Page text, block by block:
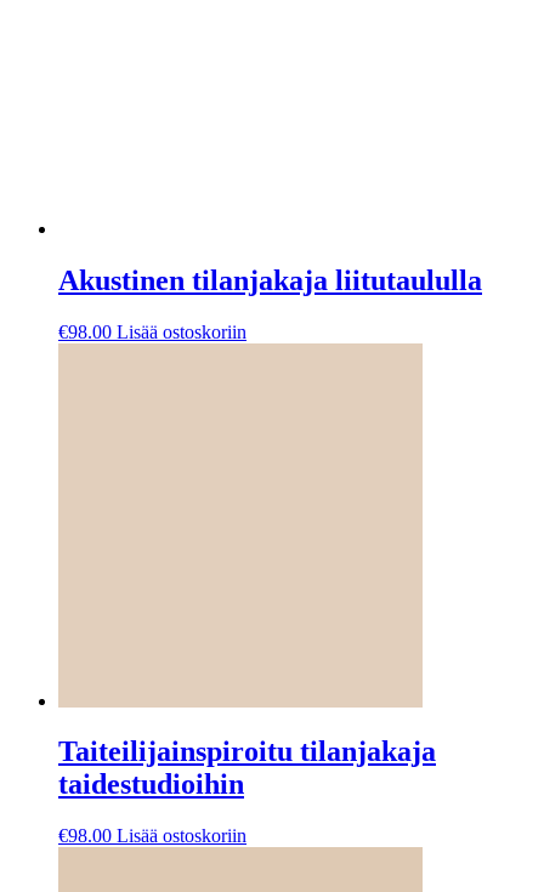
Akustinen tilanjakaja liitutaululla
€98.00 Lisää ostoskoriin
Taiteilijainspiroitu tilanjakaja
taidestudioihin
€98.00 Lisää ostoskoriin